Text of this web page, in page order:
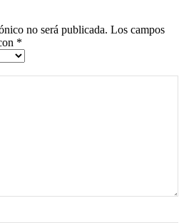
no será publicada. Los campos
*